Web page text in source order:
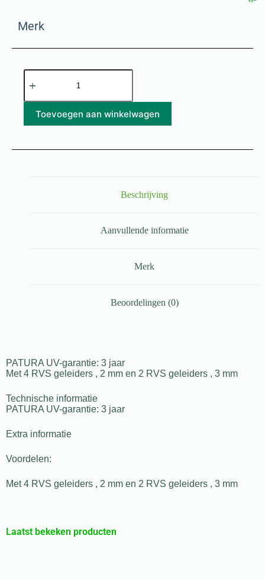
Merk
Toevoegen aan winkelwagen
Beschrijving
Aanvullende informatie
Merk
Beoordelingen (0)
PATURA UV-garantie: 3 jaar
Met 4 RVS geleiders , 2 mm en 2 RVS geleiders , 3 mm
Technische informatie
PATURA UV-garantie: 3 jaar
Extra informatie
Voordelen:
Met 4 RVS geleiders , 2 mm en 2 RVS geleiders , 3 mm
Laatst bekeken producten